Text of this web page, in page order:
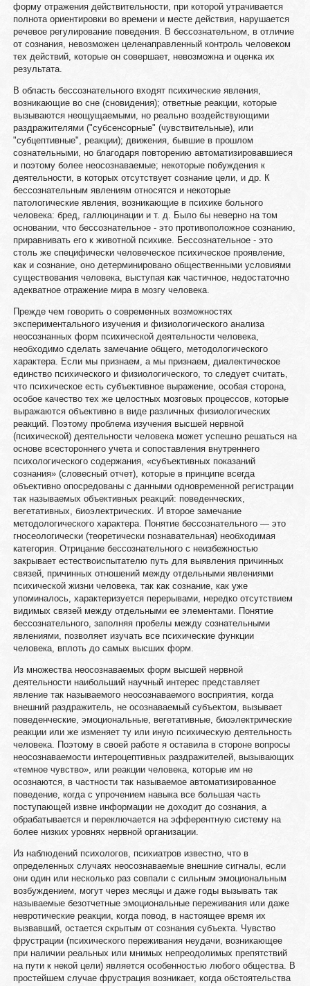
форму отражения действительности, при которой утрачивается
полнота ориентировки во времени и месте действия, нарушается
речевое регулирование поведения. В бессознательном, в отличие
от сознания, невозможен целенаправленный контроль человеком
тех действий, которые он совершает, невозможна и оценка их
результата.
В область бессознательного входят психические явления,
возникающие во сне (сновидения); ответные реакции, которые
вызываются неощущаемыми, но реально воздействующими
раздражителями ("субсенсорные" (чувствительные), или
"субцептивные", реакции); движения, бывшие в прошлом
сознательными, но благодаря повторению автоматизировавшиеся
и поэтому более неосознаваемые; некоторые побуждения к
деятельности, в которых отсутствует сознание цели, и др. К
бессознательным явлениям относятся и некоторые
патологические явления, возникающие в психике больного
человека: бред, галлюцинации и т. д. Было бы неверно на том
основании, что бессознательное - это противоположное сознанию,
приравнивать его к животной психике. Бессознательное - это
столь же специфически человеческое психическое проявление,
как и сознание, оно детерминировано общественными условиями
существования человека, выступая как частичное, недостаточно
адекватное отражение мира в мозгу человека.
Прежде чем говорить о современных возможностях
экспериментального изучения и физиологического анализа
неосознанных форм психической деятельности человека,
необходимо сделать замечание общего, методологического
характера. Если мы признаем, а мы признаем, диалектическое
единство психического и физиологического, то следует считать,
что психическое есть субъективное выражение, особая сторона,
особое качество тех же целостных мозговых процессов, которые
выражаются объективно в виде различных физиологических
реакций. Поэтому проблема изучения высшей нервной
(психической) деятельности человека может успешно решаться на
основе всестороннего учета и сопоставления внутреннего
психологического содержания, «субъективных показаний
сознания» (словесный отчет), которые в принципе всегда
объективно опосредованы с данными одновременной регистрации
так называемых объективных реакций: поведенческих,
вегетативных, биоэлектрических. И второе замечание
методологического характера. Понятие бессознательного — это
гносеологически (теоретически познавательная) необходимая
категория. Отрицание бессознательного с неизбежностью
закрывает естествоиспытателю путь для выявления причинных
связей, причинных отношений между отдельными явлениями
психической жизни человека, так как сознание, как уже
упоминалось, характеризуется перерывами, нередко отсутствием
видимых связей между отдельными ее элементами. Понятие
бессознательного, заполняя пробелы между сознательными
явлениями, позволяет изучать все психические функции
человека, вплоть до самых высших форм.
Из множества неосознаваемых форм высшей нервной
деятельности наибольший научный интерес представляет
явление так называемого неосознаваемого восприятия, когда
внешний раздражитель, не осознаваемый субъектом, вызывает
поведенческие, эмоциональные, вегетативные, биоэлектрические
реакции или же изменяет ту или иную психическую деятельность
человека. Поэтому в своей работе я оставила в стороне вопросы
неосознаваемости интероцептивных раздражителей, вызывающих
«темное чувство», или реакции человека, которые им не
осознаются, в частности так называемое автоматизированное
поведение, когда с упрочением навыка все большая часть
поступающей извне информации не доходит до сознания, а
обрабатывается и переключается на эфферентную систему на
более низких уровнях нервной организации.
Из наблюдений психологов, психиатров известно, что в
определенных случаях неосознаваемые внешние сигналы, если
они один или несколько раз совпали с сильным эмоциональным
возбуждением, могут через месяцы и даже годы вызывать так
называемые безотчетные эмоциональные переживания или даже
невротические реакции, когда повод, в настоящее время их
вызвавший, остается скрытым от сознания субъекта. Чувство
фрустрации (психического переживания неудачи, возникающее
при наличии реальных или мнимых непреодолимых препятствий
на пути к некой цели) является особенностью любого общества. В
простейшем случае фрустрация возникает, когда обстоятельства